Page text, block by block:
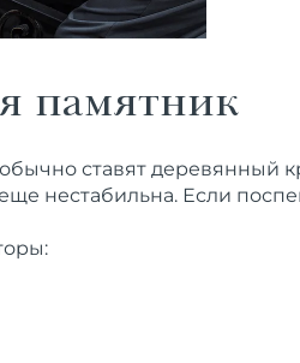
памятник
ставят
нестабильна. Если